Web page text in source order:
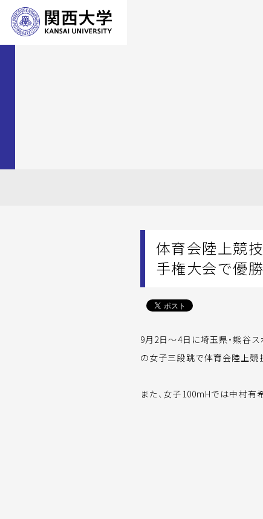
体育会陸上競
手権大会で優勝
9月2日～4日に埼玉県・熊谷
の女子三段跳で体育会陸上競
また、女子100mHでは中村